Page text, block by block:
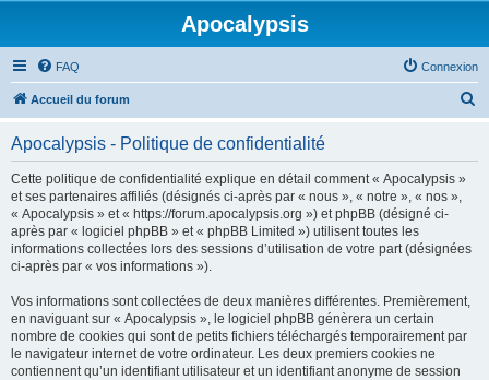
Apocalypsis
FAQ Connexion
Accueil du forum
Apocalypsis - Politique de confidentialité
Cette politique de confidentialité explique en détail comment « Apocalypsis »
et ses partenaires affiliés (désignés ci-après par « nous », « notre », « nos »,
« Apocalypsis » et « https://forum.apocalypsis.org ») et phpBB (désigné ci-
après par « logiciel phpBB » et « phpBB Limited ») utilisent toutes les
informations collectées lors des sessions d’utilisation de votre part (désignées
ci-après par « vos informations »).
Vos informations sont collectées de deux manières différentes. Premièrement,
en naviguant sur « Apocalypsis », le logiciel phpBB génèrera un certain
nombre de cookies qui sont de petits fichiers téléchargés temporairement par
le navigateur internet de votre ordinateur. Les deux premiers cookies ne
contiennent qu’un identifiant utilisateur et un identifiant anonyme de session